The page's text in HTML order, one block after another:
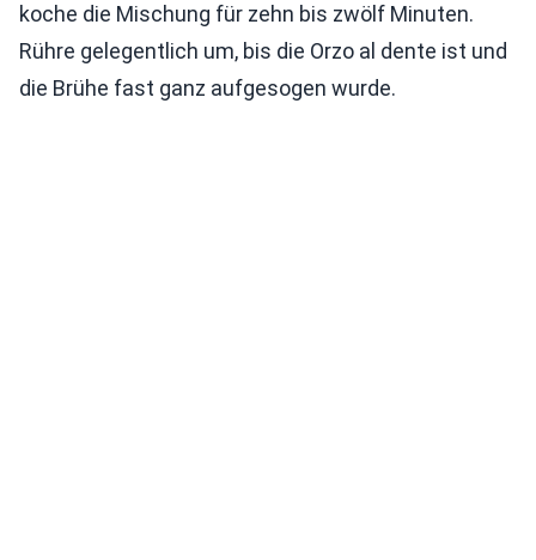
koche die Mischung für zehn bis zwölf Minuten.
Rühre gelegentlich um, bis die Orzo al dente ist und
die Brühe fast ganz aufgesogen wurde.